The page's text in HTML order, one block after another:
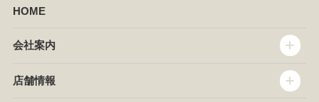
HOME
会社案内
企業情報
店舗情報